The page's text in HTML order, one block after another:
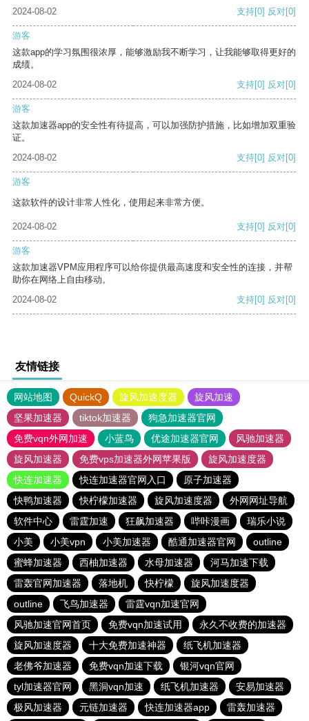
2024-08-02
支持[0] 反对[0]
游客
这款app的学习氛围很浓厚，能够激励我不断学习，让我能够取得更好的
成绩。
2024-08-02
支持[0] 反对[0]
游客
这款加速器app的安全性有待提高，可以加强防护措施，比如增加双重验
证。
2024-08-02
支持[0] 反对[0]
游客
这款软件的设计非常人性化，使用起来非常方便。
2024-08-02 支持[0] 反对[0]
游客
这款加速器VPM应用程序可以给你提供最高速度和安全性的连接，并帮
助你在网络上自由移动。
2024-08-02
支持[0] 反对[0]
友情链接
网站地图 QuickQ 旋风加速度器
旋风加速
坚果加速器
tiktok加速器
狗急加速器官网
免费vqn外网加速
小蓝鸟 优途加速器官网
风驰加速器
旋风加速器
免费vps加速器外网苹果版
旋风加速度器
快连加速器
快连加速器官网入口
原子加速器
快鸭加速器
快柠檬加速器 旋风加速度器
外网网址导航
软件中心
雷霆加速 狂飙加速器 哔咔漫画
瑞乐小说
小美
小美vpn 小美加速器 酷通加速器官网
outline
蜜蜂加速器
西柚加速器 水母加速器
河马加速下载
雷轰官网加速器
落地机 快柠檬
旋风加速度器
outline
飞鸟加速器
雷霆vqn加速官网
风驰加速官网首页
免费vqn加速试用
永久不收费的加速器
旋风加速度器
十大免费加速神器
纸飞机加速器
老佛爷加速器
免费vqn加速下载
银河vqn官网
tyl加速器官网
黑洞vqn加速 纸飞机加速器
安易加速器
极风加速器
元链加速器 快连加速器app 雷轰加速器